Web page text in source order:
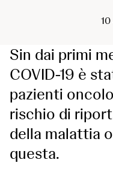
Sin dai primi
COVID-19 è
pazienti
rischio di
della malattia
questa.